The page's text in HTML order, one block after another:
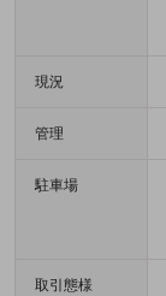
現況
管理
駐車場
取引態様